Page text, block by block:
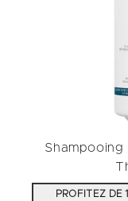
PROFITEZ DE